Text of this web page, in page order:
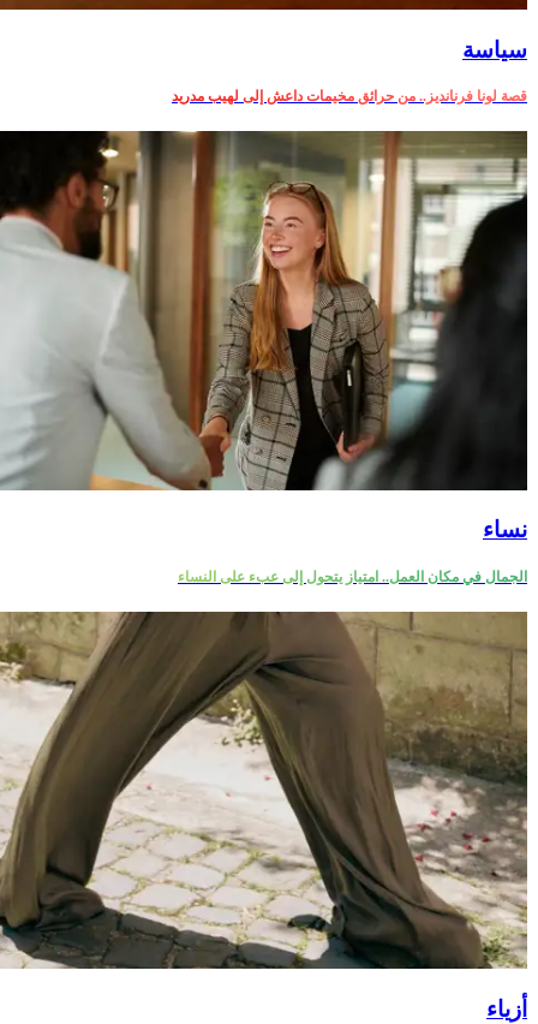
سياسة
قصة لونا فرنانديز.. من حرائق مخيمات داعش إلى لهيب مدريد
نساء
الجمال في مكان العمل.. امتياز يتحول إلى عبء على النساء
أزياء